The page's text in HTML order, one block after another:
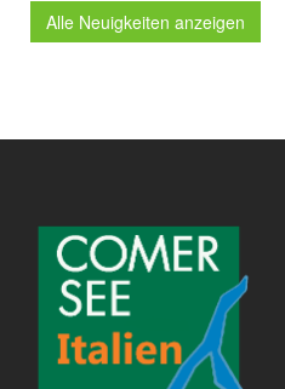
Alle Neuigkeiten anzeigen